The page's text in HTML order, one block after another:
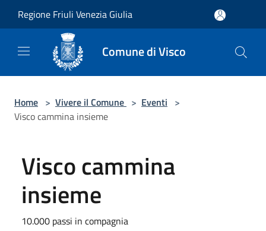
Regione Friuli Venezia Giulia
Comune di Visco
Home > Vivere il Comune > Eventi >
Visco cammina insieme
Visco cammina
insieme
10.000 passi in compagnia